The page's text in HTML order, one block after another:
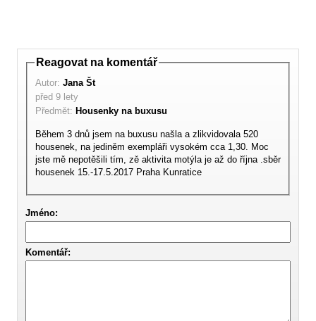
Reagovat na komentář
Autor: Jana Št
před 9 lety
Předmět: Housenky na buxusu
Během 3 dnů jsem na buxusu našla a zlikvidovala 520
housenek, na jediněm exempláři vysokém cca 1,30. Moc
jste mě nepotěšili tím, zě aktivita motýla je až do října .sběr
housenek 15.-17.5.2017 Praha Kunratice
Jméno:
Komentář: